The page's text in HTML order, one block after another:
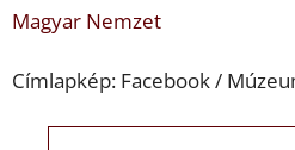
Magyar Nemzet
Címlapkép: Facebook /